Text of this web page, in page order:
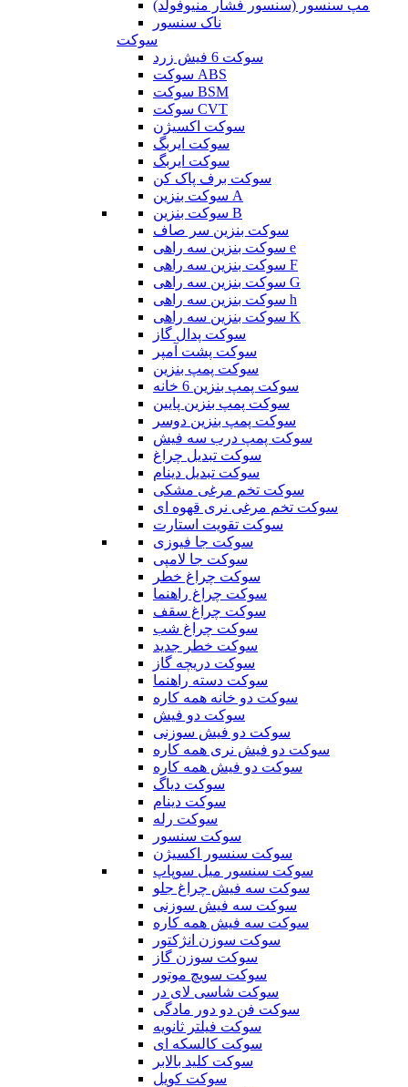
مپ سنسور (سنسور فشار منیوفولد)
ناک سنسور
سوکت
سوکت 6 فیش زرد
سوکت ABS
سوکت BSM
سوکت CVT
سوکت اکسیژن
سوکت ایربگ
سوکت ایربگ
سوکت برف پاک کن
سوکت بنزین A
سوکت بنزین B
سوکت بنزین سر صاف
سوکت بنزین سه راهی e
سوکت بنزین سه راهی F
سوکت بنزین سه راهی G
سوکت بنزین سه راهی h
سوکت بنزین سه راهی K
سوکت پدال گاز
سوکت پشت آمپر
سوکت پمپ بنزین
سوکت پمپ بنزین 6 خانه
سوکت پمپ بنزین پایین
سوکت پمپ بنزین دوسر
سوکت پمپ درب سه فیش
سوکت تبدیل چراغ
سوکت تبدیل دینام
سوکت تخم مرغی مشکی
سوکت تخم مرغی نری قهوه ای
سوکت تقویت استارت
سوکت جا فیوزی
سوکت جا لامپی
سوکت چراغ خطر
سوکت چراغ راهنما
سوکت چراغ سقف
سوکت چراغ شب
سوکت خطر جدید
سوکت دریچه گاز
سوکت دسته راهنما
سوکت دو خانه همه کاره
سوکت دو فیش
سوکت دو فیش سوزنی
سوکت دو فیش نری همه کاره
سوکت دو فیش همه کاره
سوکت دیاگ
سوکت دینام
سوکت رله
سوکت سنسور
سوکت سنسور اکسیژن
سوکت سنسور میل سوپاپ
سوکت سه فیش چراغ جلو
سوکت سه فیش سوزنی
سوکت سه فیش همه کاره
سوکت سوزن انژکتور
سوکت سوزن گاز
سوکت سویچ موتور
سوکت شاسی لای در
سوکت فن دو دور مادگی
سوکت فیلتر ثانویه
سوکت کالسکه ای
سوکت کلید بالابر
سوکت کویل